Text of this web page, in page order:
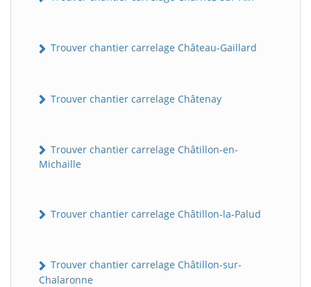
Trouver chantier carrelage Château-Gaillard
Trouver chantier carrelage Châtenay
Trouver chantier carrelage Châtillon-en-
Michaille
Trouver chantier carrelage Châtillon-la-Palud
Trouver chantier carrelage Châtillon-sur-
Chalaronne